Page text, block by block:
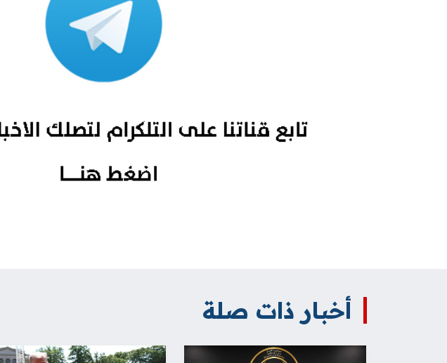
أخبار ذات صلة